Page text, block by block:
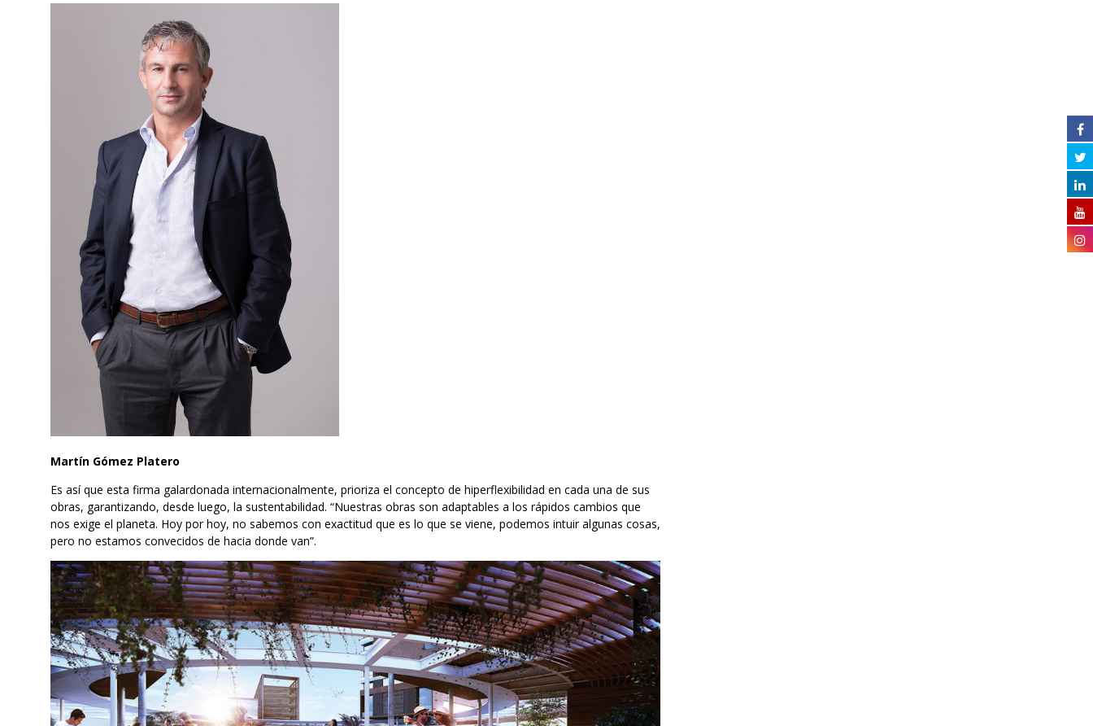
Martín Gómez Platero
Es así que esta firma galardonada internacionalmente, prioriza el concepto de hiperflexibilidad en cada una de sus
obras, garantizando, desde luego, la sustentabilidad. “Nuestras obras son adaptables a los rápidos cambios que
nos exige el planeta. Hoy por hoy, no sabemos con exactitud que es lo que se viene, podemos intuir algunas cosas,
pero no estamos convecidos de hacia donde van”.